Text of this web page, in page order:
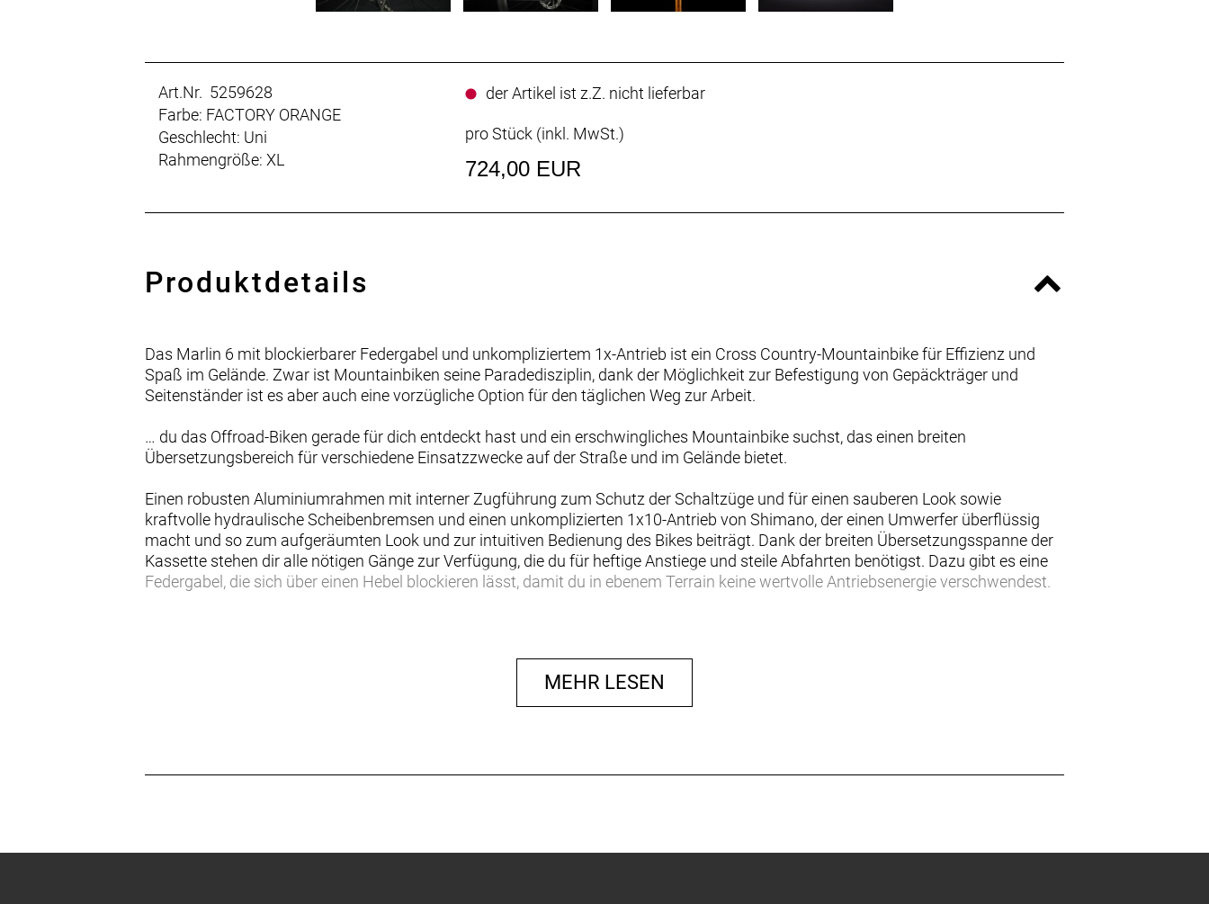
Art.Nr. 5259628
Farbe: FACTORY ORANGE
Geschlecht: Uni
Rahmengröße: XL
der Artikel ist z.Z. nicht lieferbar
pro Stück (inkl. MwSt.)
724,00 EUR
Produktdetails
Das Marlin 6 mit blockierbarer Federgabel und unkompliziertem 1x-Antrieb ist ein Cross Country-Mountainbike für Effizienz und
Spaß im Gelände. Zwar ist Mountainbiken seine Paradedisziplin, dank der Möglichkeit zur Befestigung von Gepäckträger und
Seitenständer ist es aber auch eine vorzügliche Option für den täglichen Weg zur Arbeit.
… du das Offroad-Biken gerade für dich entdeckt hast und ein erschwingliches Mountainbike suchst, das einen breiten
Übersetzungsbereich für verschiedene Einsatzzwecke auf der Straße und im Gelände bietet.
Einen robusten Aluminiumrahmen mit interner Zugführung zum Schutz der Schaltzüge und für einen sauberen Look sowie
kraftvolle hydraulische Scheibenbremsen und einen unkomplizierten 1x10-Antrieb von Shimano, der einen Umwerfer überflüssig
macht und so zum aufgeräumten Look und zur intuitiven Bedienung des Bikes beiträgt. Dank der breiten Übersetzungsspanne der
Kassette stehen dir alle nötigen Gänge zur Verfügung, die du für heftige Anstiege und steile Abfahrten benötigst. Dazu gibt es eine
Federgabel, die sich über einen Hebel blockieren lässt, damit du in ebenem Terrain keine wertvolle Antriebsenergie verschwendest.
Plus an Bremsleistung bieten, damit du jedes noch so ruppige Abenteuer auf dem Trail, in der Stadt und überall dazwischen
- So viel wie nötig, so wenig wie möglich: Mit dem 1x-Antrieb hast du alle Gänge, die du wirklich brauchst.
- Wie jedes Modell in der Marlin-Familie ist es durch unsere lebenslange Garantie abgedeckt.
MEHR LESEN